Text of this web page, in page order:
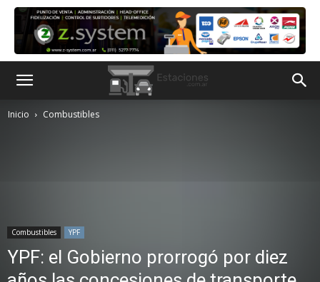
Inicio Combustibles
Combustibles YPF
YPF: el Gobierno prorrogó por diez